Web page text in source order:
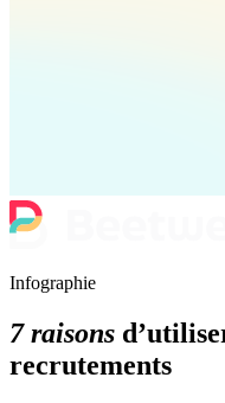
Infographie
7 raisons
recrutements